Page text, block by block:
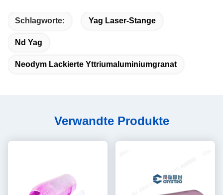
Schlagworte: Yag Laser-Stange
Nd Yag
Neodym Lackierte Yttriumaluminiumgranat
Verwandte Produkte